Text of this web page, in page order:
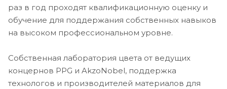
раз в год проходят квалификационную оценку и
обучение для поддержания собственных навыков
на высоком профессиональном уровне.
Собственная лаборатория цвета от ведущих
концернов PPG и AkzoNobel, поддержка
технологов и производителей материалов для